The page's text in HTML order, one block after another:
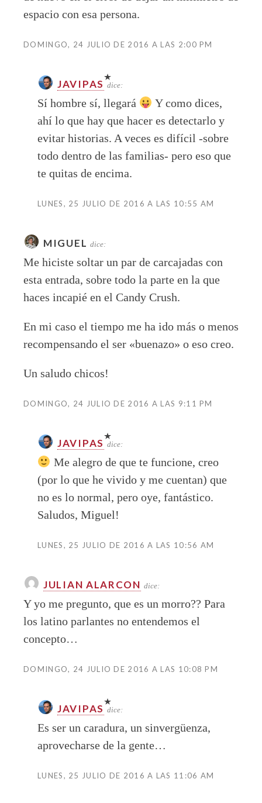
espacio con esa persona.
DOMINGO, 24 JULIO DE 2016 A LAS 2:00 PM
JAVIPAS dice:
Sí hombre sí, llegará
Y como dices,
ahí lo que hay que hacer es detectarlo y
evitar historias. A veces es difícil -sobre
todo dentro de las familias- pero eso que
te quitas de encima.
LUNES, 25 JULIO DE 2016 A LAS 10:55 AM
MIGUEL dice:
Me hiciste soltar un par de carcajadas con
esta entrada, sobre todo la parte en la que
haces incapié en el Candy Crush.
En mi caso el tiempo me ha ido más o menos
recompensando el ser «buenazo» o eso creo.
Un saludo chicos!
DOMINGO, 24 JULIO DE 2016 A LAS 9:11 PM
JAVIPAS dice:
Me alegro de que te funcione, creo
(por lo que he vivido y me cuentan) que
no es lo normal, pero oye, fantástico.
Saludos, Miguel!
LUNES, 25 JULIO DE 2016 A LAS 10:56 AM
JULIAN ALARCON dice:
Y yo me pregunto, que es un morro?? Para
los latino parlantes no entendemos el
concepto…
DOMINGO, 24 JULIO DE 2016 A LAS 10:08 PM
JAVIPAS dice:
Es ser un caradura, un sinvergüenza,
aprovecharse de la gente…
LUNES, 25 JULIO DE 2016 A LAS 11:06 AM